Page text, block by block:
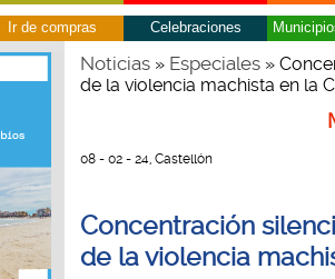
Ir de compras Celebraciones
Noticias» Especiales»
de la violencia machista en la
08 - 02 - 24, Castellón
Concentración
de la violencia